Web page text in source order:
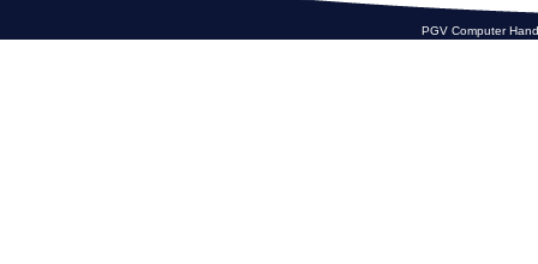
PGV Computer